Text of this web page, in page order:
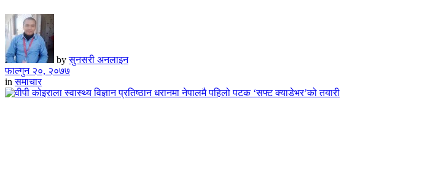
by सुनसरी अनलाइन
फाल्गुन २०, २०७७
in समाचार